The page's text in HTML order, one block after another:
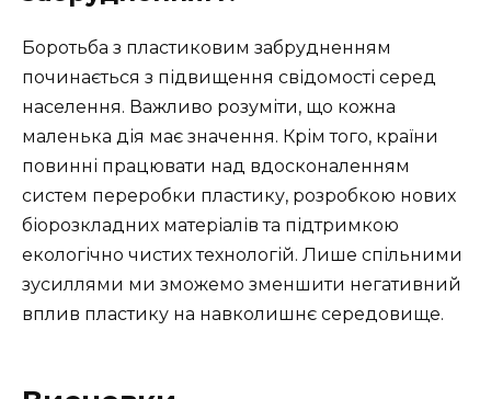
Боротьба з пластиковим забрудненням
починається з підвищення свідомості серед
населення. Важливо розуміти, що кожна
маленька дія має значення. Крім того, країни
повинні працювати над вдосконаленням
систем переробки пластику, розробкою нових
біорозкладних матеріалів та підтримкою
екологічно чистих технологій. Лише спільними
зусиллями ми зможемо зменшити негативний
вплив пластику на навколишнє середовище.